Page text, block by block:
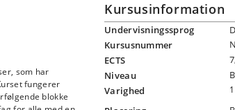
som har
fungerer
blokke
Kursusinformation
Undervisningssprog
Kursusnummer
ECTS
Niveau
Varighed